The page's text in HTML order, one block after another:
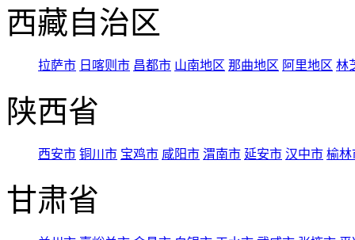
西藏自治区
拉萨市 日喀则市 昌都市 山南地区 那曲地区 阿里地区 林
陕西省
西安市 铜川市 宝鸡市 咸阳市 渭南市 延安市 汉中市 榆林
甘肃省